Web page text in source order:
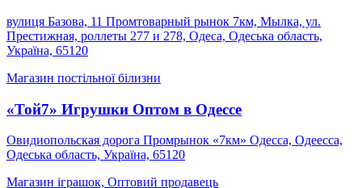
вулиця Базова, 11 Промтоварный рынок 7км, Мылка, ул.
Престижная, роллеты 277 и 278, Одеса, Одеська область,
Україна, 65120
Магазин постільної білизни
«Той7» Игрушки Оптом в Одессе
Овидиопольская дорога Промрынок «7км» Одесса, Одеесса,
Одеська область, Україна, 65120
Магазин іграшок, Оптовий продавець